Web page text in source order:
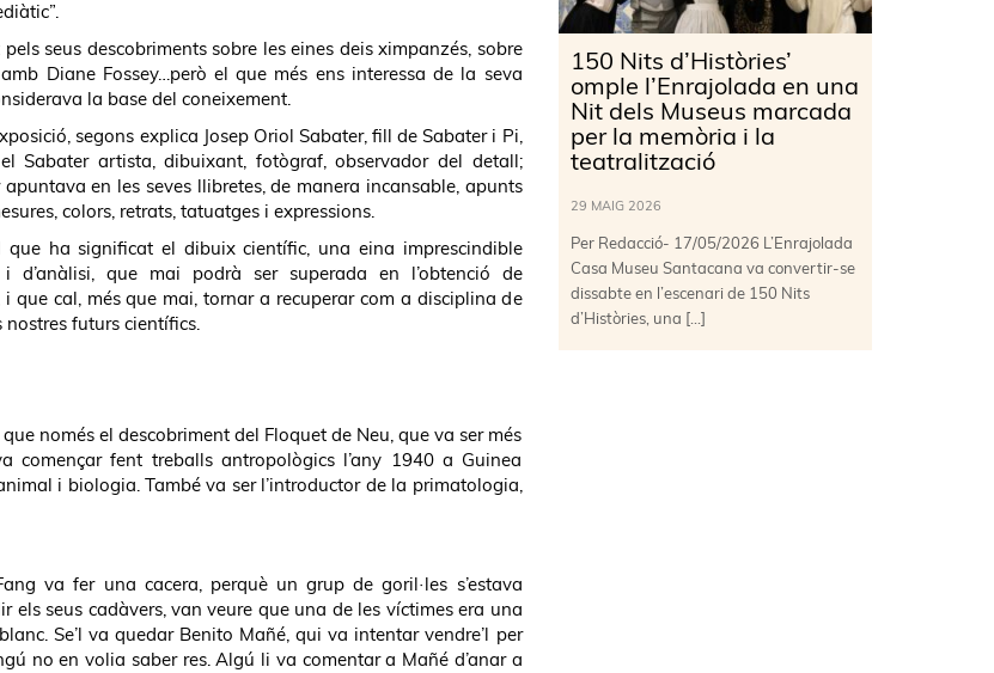
seus descobriments sobre les eines deis ximpanzés, sobre
Diane Fossey…però el que més ens interessa de la seva
la base del coneixement.
segons explica Josep Oriol Sabater, fill de Sabater i Pi,
el Sabater artista, dibuixant, fotògraf, observador del detall;
apuntava en les seves llibretes, de manera incansable, apunts
colors, retrats, tatuatges i expressions.
que ha significat el dibuix científic, una eina imprescindible
i d’anàlisi, que mai podrà ser superada en l’obtenció de
i que cal, més que mai, tornar a recuperar com a disciplina de
nostres futurs científics.
només el descobriment del Floquet de Neu, que va ser més
fent treballs antropològics l’any 1940 a Guinea
i biologia. També va ser l’introductor de la primatologia,
va fer una cacera, perquè un grup de goril·les s’estava
els seus cadàvers, van veure que una de les víctimes era una
Se’l va quedar Benito Mañé, qui va intentar vendre’l per
no en volia saber res. Algú li va comentar a Mañé d’anar a
150 Nits d’Històries’
omple l’Enrajolada en una
Nit dels Museus marcada
per la memòria i la
teatralització
29 MAIG 2026
Per Redacció- 17/05/2026 L’Enrajolada
Casa Museu Santacana va convertir-se
dissabte en l’escenari de 150 Nits
d’Històries, una […]